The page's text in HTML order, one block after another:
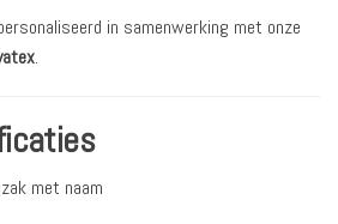
in samenwerking met onze
.
met naam